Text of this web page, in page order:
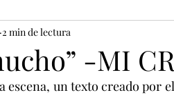
-MI
2 min de lectura
escena, un texto creado